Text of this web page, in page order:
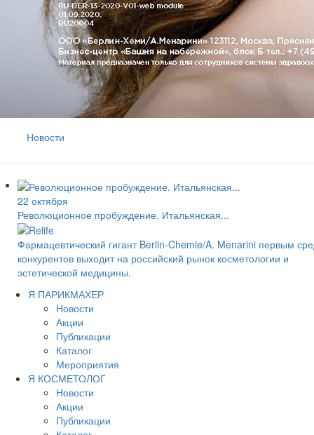
Новости
22 октября
Революционное пробуждение. Итальянская...
Фармацевтический гигант Berlin-Chemie/A. Menarini первым
конкурентов выходит на российский рынок косметологии и
эстетической медицины.
Я ПАРИКМАХЕР
Новости
Акции
Публикации
Каталог
Мероприятия
Я КОСМЕТОЛОГ
Новости
Акции
Публикации